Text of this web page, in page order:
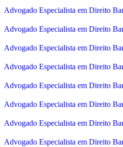
Advogado Especialista em Direito
Advogado Especialista em Direito
Advogado Especialista em Direito
Advogado Especialista em Direito
Advogado Especialista em Direito
Advogado Especialista em Direito
Advogado Especialista em Direito
Advogado Especialista em Direito